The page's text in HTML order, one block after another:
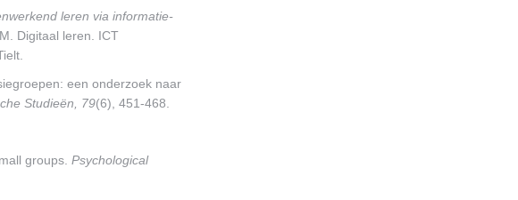
leren via informatie-
M. Digitaal leren. ICT
een onderzoek naar
Studieën, 79(6), 451-468.
groups. Psychological